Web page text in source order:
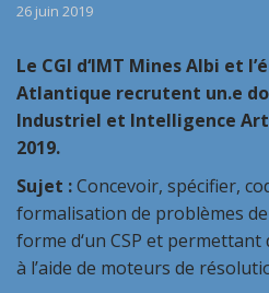
26 juin 2019
Le CGI d‘IMT Mines Albi et
Atlantique recrutent un.e
Industriel et Intelligence
2019.
Sujet :Concevoir, spécifier,
formalisation de problèmes
forme d‘un CSP et permettant
à l’aide de moteurs de